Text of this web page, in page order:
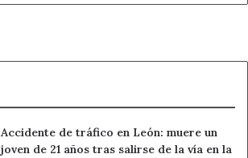
Accidente de tráfico en León: muere un
joven de 21 años tras salirse de la vía en la